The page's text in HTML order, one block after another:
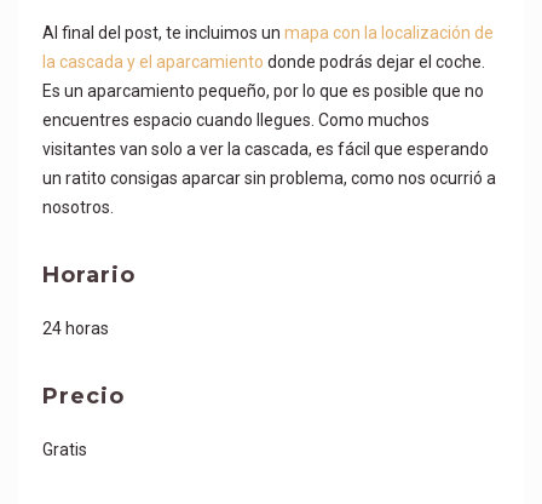
Al final del post, te incluimos un mapa con la localización de
la cascada y el aparcamiento donde podrás dejar el coche.
Es un aparcamiento pequeño, por lo que es posible que no
encuentres espacio cuando llegues. Como muchos
visitantes van solo a ver la cascada, es fácil que esperando
un ratito consigas aparcar sin problema, como nos ocurrió a
nosotros.
Horario
24 horas
Precio
Gratis